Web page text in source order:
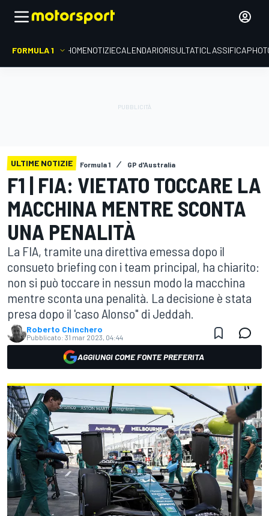
FORMULA 1 HOMENOTIZIECALENDARIORISULTATICLASSIFICA
ULTIME NOTIZIE Formula 1 GP d'Australia
F1 | FIA: VIETATO TOCCARE LA
MACCHINA MENTRE SCONTA
UNA PENALITÀ
La FIA, tramite una direttiva emessa dopo il
consueto briefing con i team principal, ha chiarito:
non si può toccare in nessun modo la macchina
mentre sconta una penalità. La decisione è stata
presa dopo il 'caso Alonso" di Jeddah.
Roberto Chinchero
Pubblicato: 31 mar 2023, 04:44
AGGIUNGI COME FONTE PREFERITA